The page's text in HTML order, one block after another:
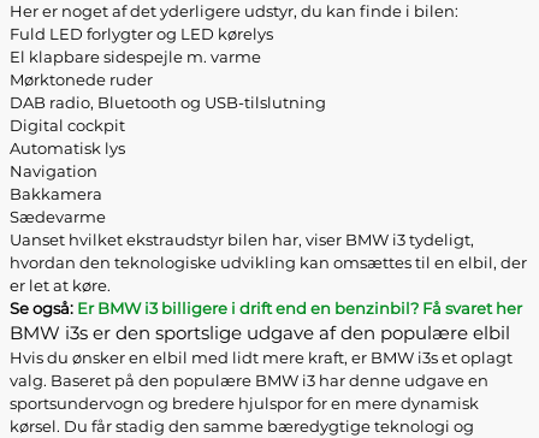
Her er noget af det yderligere udstyr, du kan finde i bilen:
Fuld LED forlygter og LED kørelys
El klapbare sidespejle m. varme
Mørktonede ruder
DAB radio, Bluetooth og USB-tilslutning
Digital cockpit
Automatisk lys
Navigation
Bakkamera
Sædevarme
Uanset hvilket ekstraudstyr bilen har, viser BMW i3 tydeligt,
hvordan den teknologiske udvikling kan omsættes til en elbil, der
er let at køre.
Se også: Er BMW i3 billigere i drift end en benzinbil? Få svaret her
BMW i3s er den sportslige udgave af den populære elbil
Hvis du ønsker en elbil med lidt mere kraft, er BMW i3s et oplagt
valg. Baseret på den populære BMW i3 har denne udgave en
sportsundervogn og bredere hjulspor for en mere dynamisk
kørsel. Du får stadig den samme bæredygtige teknologi og